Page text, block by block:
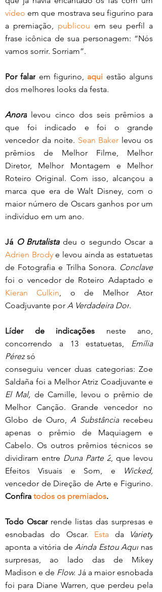
vídeo em que mostrava seu figurino para
a premiação, publicou em seu perfil a
frase icônica de sua personagem: “Nós
vamos sorrir. Sorriam”.
Por falar em figurino, aqui estão alguns
dos melhores looks da festa.
Anora levou cinco dos seis prêmios a
que foi indicado e foi o grande
vencedor da noite. Sean Baker levou os
prêmios de Melhor Filme, Melhor
Diretor, Melhor Montagem e Melhor
Roteiro Original. Com isso, alcançou a
marca que era de Walt Disney, com o
maior número de Oscars ganhos por um
indivíduo em um ano.
Já O Brutalista
Adrien Brody e levou ainda as estatuetas
de Fotografia e Trilha Sonora. Conclave
Kieran Culkin , o de Melhor Ator
Coadjuvante por A Verdadeira Dor.
Líder de indicações neste ano,
concorrendo a 13 estatuetas,
Emília
Pérez só
conseguiu vencer duas categorias: Zoe
El Mal, de Camille, levou o prêmio de
Melhor Canção. Grande vencedor no
Globo de Ouro, A Substância recebeu
apenas o prêmio de Maquiagem e
Cabelo. Os outros prêmios técnicos se
dividiram entre Duna Parte 2 , que levou
Efeitos Visuais e Som, e
Wicked,
Confira todos os premiados.
Todo Oscar rende listas das surpresas e
esnobadas do Oscar. Esta da
Variety
aponta a vitória de Ainda Estou Aqui nas
surpresas, ao lado das de Mikey
Madison e de Flow. Já a maior esnobada
foi para Diane Warren, que perdeu pela